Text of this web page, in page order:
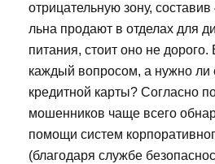
отрицательную зону,
льна продают в отделах для
питания, стоит оно не дорого.
каждый вопросом, а нужно ли
кредитной карты? Согласно
мошенников чаще всего
помощи систем
(благодаря службе